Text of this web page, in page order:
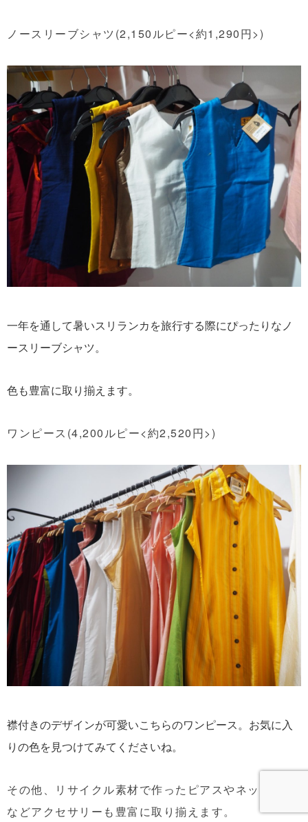
ノースリーブシャツ(2,150ルピー<約1,290円>)
一年を通して暑いスリランカを旅行する際にぴったりなノ
ースリーブシャツ。
色も豊富に取り揃えます。
ワンピース(4,200ルピー<約2,520円>)
襟付きのデザインが可愛いこちらのワンピース。お気に入
りの色を見つけてみてくださいね。
その他、リサイクル素材で作ったピアスやネックレス
などアクセサリーも豊富に取り揃えます。